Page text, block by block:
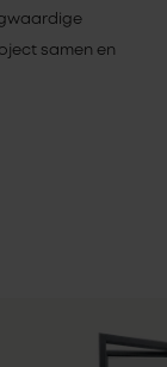
samen en